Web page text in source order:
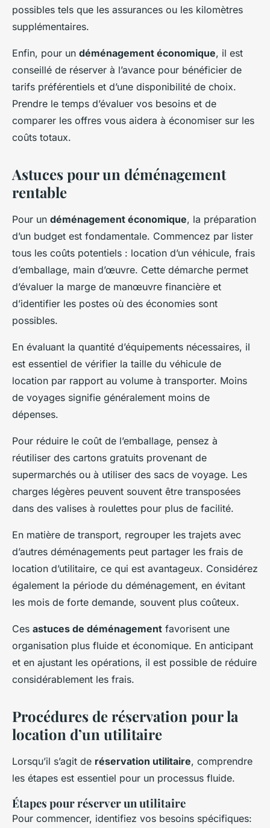
possibles tels que les assurances ou les kilomètres
supplémentaires.
Enfin, pour un déménagement économique, il est
conseillé de réserver à l’avance pour bénéficier de
tarifs préférentiels et d’une disponibilité de choix.
Prendre le temps d’évaluer vos besoins et de
comparer les offres vous aidera à économiser sur les
coûts totaux.
Astuces pour un déménagement
rentable
Pour un déménagement économique, la préparation
d’un budget est fondamentale. Commencez par lister
tous les coûts potentiels : location d’un véhicule, frais
d’emballage, main d’œuvre. Cette démarche permet
d’évaluer la marge de manœuvre financière et
d’identifier les postes où des économies sont
possibles.
En évaluant la quantité d’équipements nécessaires, il
est essentiel de vérifier la taille du véhicule de
location par rapport au volume à transporter. Moins
de voyages signifie généralement moins de
dépenses.
Pour réduire le coût de l’emballage, pensez à
réutiliser des cartons gratuits provenant de
supermarchés ou à utiliser des sacs de voyage. Les
charges légères peuvent souvent être transposées
dans des valises à roulettes pour plus de facilité.
En matière de transport, regrouper les trajets avec
d’autres déménagements peut partager les frais de
location d’utilitaire, ce qui est avantageux. Considérez
également la période du déménagement, en évitant
les mois de forte demande, souvent plus coûteux.
Ces astuces de déménagement favorisent une
organisation plus fluide et économique. En anticipant
et en ajustant les opérations, il est possible de réduire
considérablement les frais.
Procédures de réservation pour la
location d’un utilitaire
Lorsqu’il s’agit de réservation utilitaire, comprendre
les étapes est essentiel pour un processus fluide.
Étapes pour réserver un utilitaire
Pour commencer, identifiez vos besoins spécifiques: